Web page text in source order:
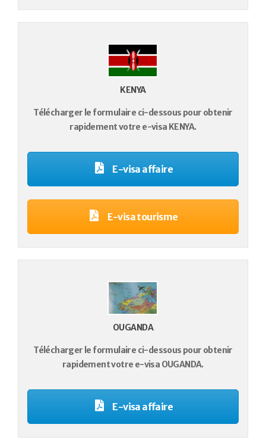
KENYA
Télécharger le formulaire ci-dessous pour obtenir
rapidement votre e-visa KENYA.
E-visa affaire
E-visa tourisme
OUGANDA
Télécharger le formulaire ci-dessous pour obtenir
rapidement votre e-visa OUGANDA.
E-visa affaire